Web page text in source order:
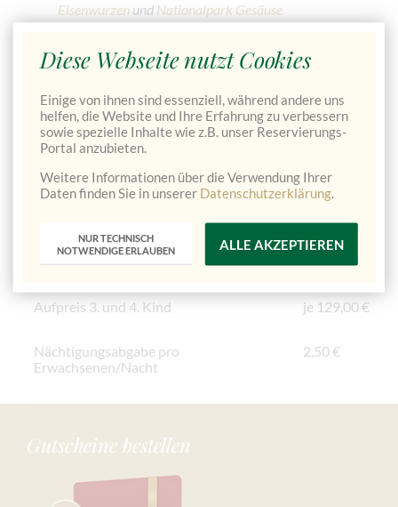
Eisenwurzen und Nationalpark Gesäuse
JETZT VERFÜGBARKEIT PRÜFEN & DIREKT BUCHEN
im Familienzimmer inkl. Halbpension und den oben
angeführten Leistungen
2 Erwachsene + 2 Kinder (6 bis 15 Jahre)
ab 738,00
€
Aufpreis 3. und 4. Kind je 129,00 €
Nächtigungsabgabe pro
Erwachsenen/Nacht
2,50 €
Gutscheine bestellen
Diese Webseite nutzt Cookies
Einige von ihnen sind essenziell, während andere uns
helfen, die Website und Ihre Erfahrung zu verbessern
sowie spezielle Inhalte wie z.B. unser Reservierungs-
Portal anzubieten.
Weitere Informationen über die Verwendung Ihrer
Daten finden Sie in unserer Datenschutzerklärung.
NUR TECHNISCH
NOTWENDIGE ERLAUBEN
ALLE AKZEPTIEREN